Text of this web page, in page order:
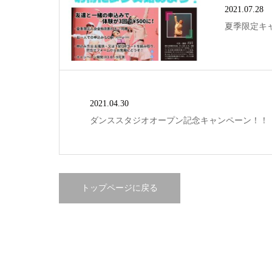
2021.07.28
夏季限定キ
2021.04.30
ダンススタジオオープン記念キャンペーン！！
トップページに戻る